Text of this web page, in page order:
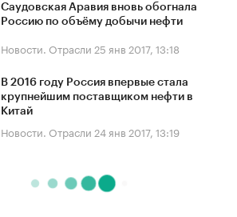
Саудовская Аравия вновь обогнала
Россию по объёму добычи нефти
Новости. Отрасли 25 янв 2017, 13:18
В 2016 году Россия впервые стала
крупнейшим поставщиком нефти в
Китай
Новости. Отрасли 24 янв 2017, 13:19